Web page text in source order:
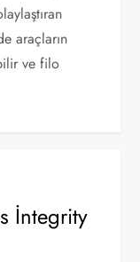
araçların
ve filo
İntegrity